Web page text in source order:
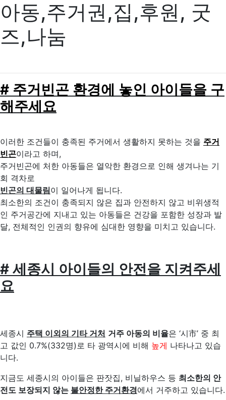
아동,주거권,집,후원, 굿
즈,나눔
# 주거빈곤 환경에 놓인 아이들을 구
해주세요
이러한 조건들이 충족된 주거에서 생활하지 못하는 것을 주거
빈곤이라고 하며,
주거빈곤에 처한 아동들은 열악한 환경으로 인해 생겨나는 기
회 격차로
빈곤의 대물림이 일어나게 됩니다.
최소한의 조건이 충족되지 않은 집과 안전하지 않고 비위생적
인 주거공간에 지내고 있는 아동들은 건강을 포함한 성장과 발
달, 전체적인 인권의 향유에 심대한 영향을 미치고 있습니다.
# 세종시 아이들의 안전을 지켜주세
요
세종시 주택 이외의 기타 거처 거주 아동의 비율은 ‘시市’ 중 최
고 값인 0.7%(332명)로 타 광역시에 비해 높게 나타나고 있습
니다.
지금도 세종시의 아이들은 판잣집, 비닐하우스 등 최소한의 안
전도 보장되지 않는 불안정한 주거환경에서 거주하고 있습니다.